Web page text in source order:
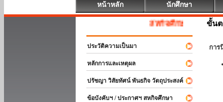
หน้าหลัก นักศึกษา
สหกิจศึกษา ยินดีต้อนรับ
ประวัติความเป็นมา
หลักการและเหตุผล
ปรัชญา วิสัยทัศน์ พันธกิจ วัตถุประสงค์
ข้อบังคับฯ / ประกาศฯ สหกิจศึกษา
ขั้นต
การ